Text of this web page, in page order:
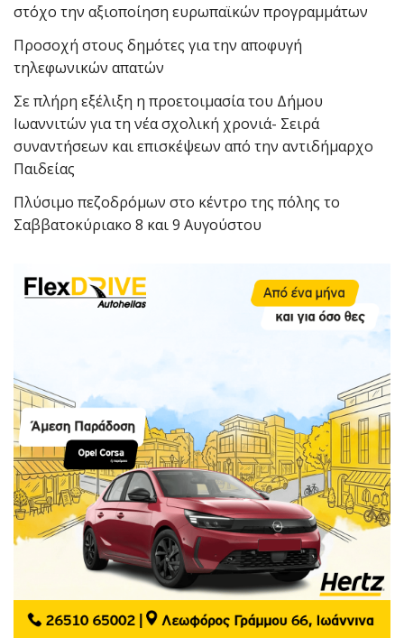
στόχο την αξιοποίηση ευρωπαϊκών προγραμμάτων
Προσοχή στους δημότες για την αποφυγή
τηλεφωνικών απατών
Σε πλήρη εξέλιξη η προετοιμασία του Δήμου
Ιωαννιτών για τη νέα σχολική χρονιά- Σειρά
συναντήσεων και επισκέψεων από την αντιδήμαρχο
Παιδείας
Πλύσιμο πεζοδρόμων στο κέντρο της πόλης το
Σαββατοκύριακο 8 και 9 Αυγούστου